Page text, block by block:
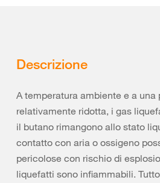
Descrizione
A temperatura ambiente e a una
relativamente ridotta, i gas
il butano rimangono allo stato
contatto con aria o ossigeno
pericolose con rischio di
liquefatti sono infiammabili.